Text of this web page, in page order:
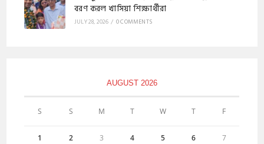
বরণ করল খাসিয়া শিক্ষার্থীরা
JULY 28, 2026 / 0 COMMENTS
AUGUST 2026
S S M T W T F
1 2 3 4 5 6 7